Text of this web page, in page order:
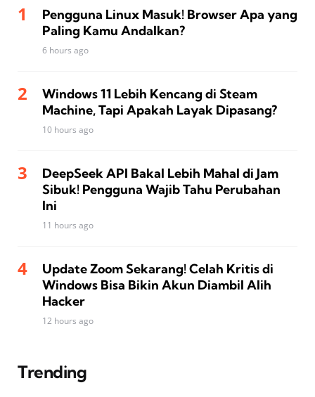
Pengguna Linux Masuk! Browser Apa yang
Paling Kamu Andalkan?
6 hours ago
Windows 11 Lebih Kencang di Steam
Machine, Tapi Apakah Layak Dipasang?
10 hours ago
DeepSeek API Bakal Lebih Mahal di Jam
Sibuk! Pengguna Wajib Tahu Perubahan
Ini
11 hours ago
Update Zoom Sekarang! Celah Kritis di
Windows Bisa Bikin Akun Diambil Alih
Hacker
12 hours ago
Trending